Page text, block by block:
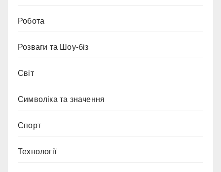
Робота
Розваги та Шоу-біз
Світ
Символіка та значення
Спорт
Технології